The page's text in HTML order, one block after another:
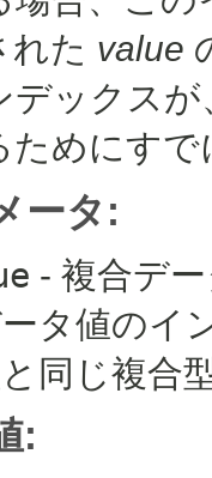
れた value
デックスが
ためにす
ータ:
- 複合デ
タ値のイ
同じ複合
: